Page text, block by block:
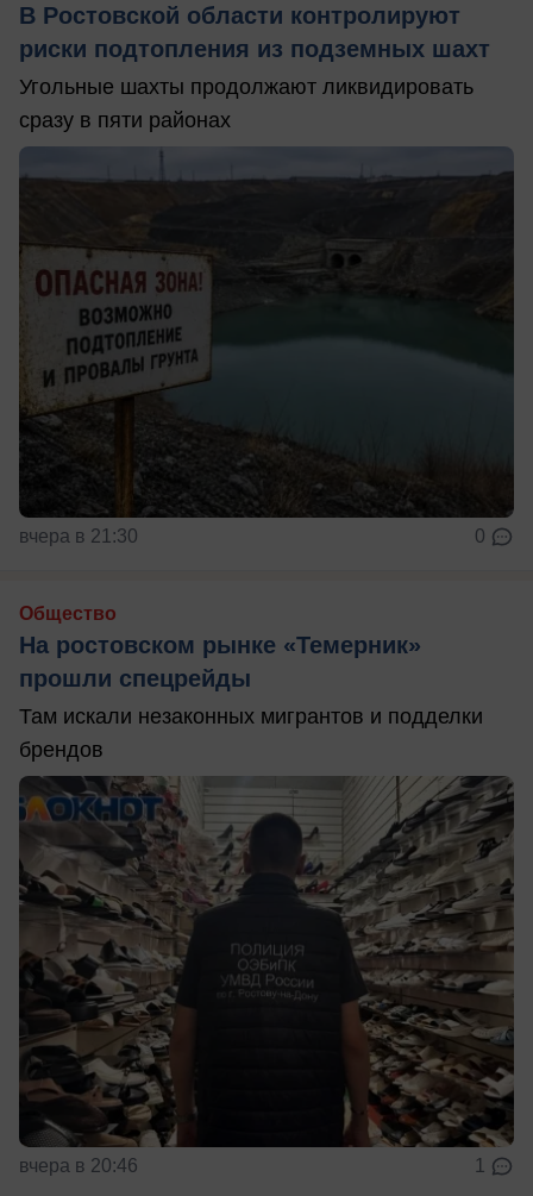
В Ростовской области контролируют
риски подтопления из подземных шахт
Угольные шахты продолжают ликвидировать
сразу в пяти районах
вчера в 21:30 0
Общество
На ростовском рынке «Темерник»
прошли спецрейды
Там искали незаконных мигрантов и подделки
брендов
вчера в 20:46 1